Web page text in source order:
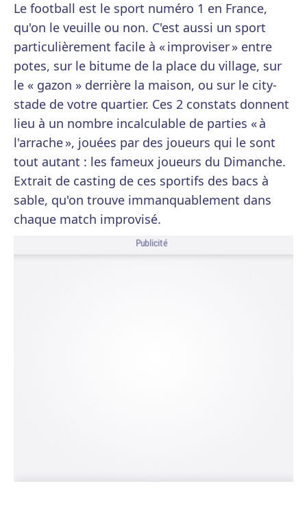
Le football est le sport numéro 1 en France,
qu'on le veuille ou non. C'est aussi un sport
particulièrement facile à « improviser » entre
potes, sur le bitume de la place du village, sur
le « gazon » derrière la maison, ou sur le city-
stade de votre quartier. Ces 2 constats donnent
lieu à un nombre incalculable de parties « à
l'arrache », jouées par des joueurs qui le sont
tout autant : les fameux joueurs du Dimanche.
Extrait de casting de ces sportifs des bacs à
sable, qu'on trouve immanquablement dans
chaque match improvisé.
Publicité